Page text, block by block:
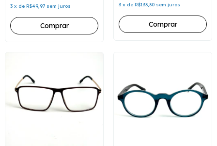
3 x de R$49,97 sem juros
Comprar
3 x de R$133,30 sem juros
Comprar